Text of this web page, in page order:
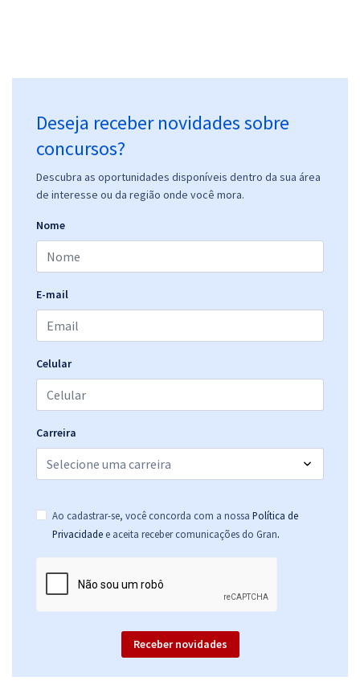
Deseja receber novidades sobre
concursos?
Descubra as oportunidades disponíveis dentro da sua área
de interesse ou da região onde você mora.
Nome
E-mail
Celular
Carreira
Ao cadastrar-se, você concorda com a nossa Política de
Privacidade e aceita receber comunicações do Gran.
Receber novidades